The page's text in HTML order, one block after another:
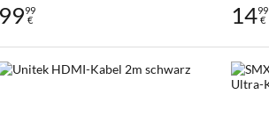
99
€
1499
€